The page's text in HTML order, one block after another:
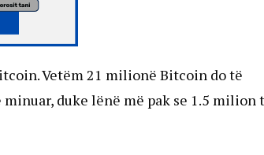
Vetëm 21 milionë Bitcoin do të
duke lënë më pak se 1.5 milion